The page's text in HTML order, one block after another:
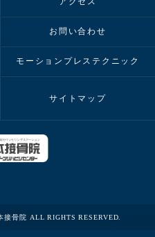
お問い合わせ
モーションプレステクニック
サイトマップ
骨院 ALL RIGHTS RESERVED.